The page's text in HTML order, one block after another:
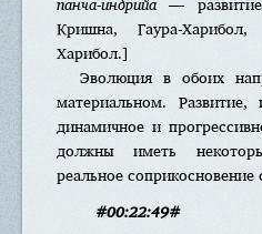
Кришна, Гаура-Харибол,
Харибол.]
Эволюция в обоих
материальном.
динамичное и
должны иметь
реальное соприкосновение
#00:22:49#